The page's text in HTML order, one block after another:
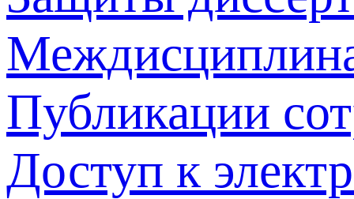
Публикации
Доступ к